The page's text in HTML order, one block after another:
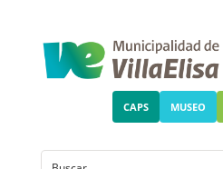
CAPS MUSEO